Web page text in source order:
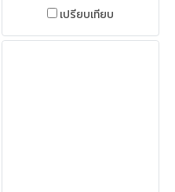
เปรียบเทียบ